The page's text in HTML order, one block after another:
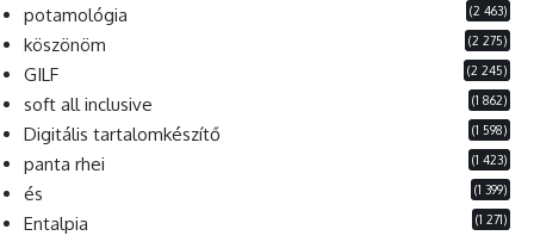
potamológia (2 463)
köszönöm (2 275)
GILF (2 245)
soft all inclusive (1 862)
Digitális tartalomkészítő (1 598)
panta rhei (1 423)
és (1 399)
Entalpia (1 271)